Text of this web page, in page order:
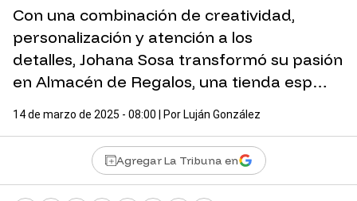
Con una combinación de creatividad,
personalización y atención a los
detalles, Johana Sosa transformó su pasión
en Almacén de Regalos, una tienda esp…
14 de marzo de 2025 - 08:00 | Por Luján González
Agregar La Tribuna en